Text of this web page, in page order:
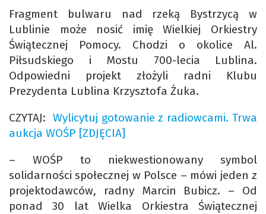
Fragment bulwaru nad rzeką Bystrzycą w
Lublinie może nosić imię Wielkiej Orkiestry
Świątecznej Pomocy. Chodzi o okolice Al.
Piłsudskiego i Mostu 700-lecia Lublina.
Odpowiedni projekt złożyli radni Klubu
Prezydenta Lublina Krzysztofa Żuka.
CZYTAJ: Wylicytuj gotowanie z radiowcami. Trwa
aukcja WOŚP [ZDJĘCIA]
– WOŚP to niekwestionowany symbol
solidarności społecznej w Polsce – mówi jeden z
projektodawców, radny Marcin Bubicz. – Od
ponad 30 lat Wielka Orkiestra Świątecznej